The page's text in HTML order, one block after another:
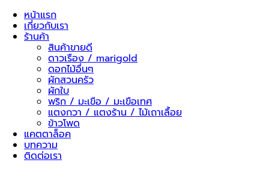
Skip
content
หน้าแรก
เกี่ยวกับเรา
ร้านค้า
สินค้าขายดี
ดาวเรือง / marigold
ดอกไม้อื่นๆ
ผักสวนครัว
ผักใบ
พริก / มะเขือ / มะเขือเทศ
แตงกวา / แตงร้าน / ไม้เถาเลื้อย
ข้าวโพด
แคตตาล็อค
บทความ
ติดต่อเรา